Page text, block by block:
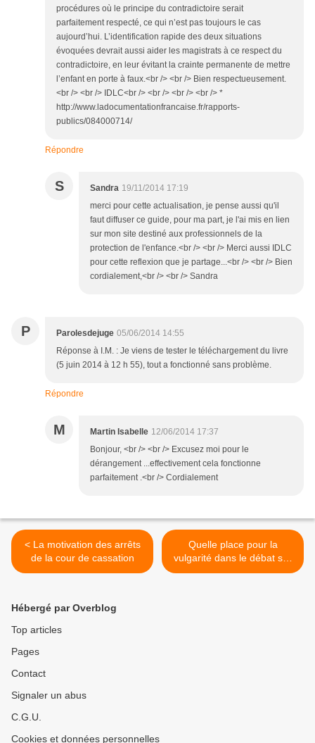
procédures où le principe du contradictoire serait
parfaitement respecté, ce qui n’est pas toujours le cas
aujourd’hui. L’identification rapide des deux situations
évoquées devrait aussi aider les magistrats à ce respect du
contradictoire, en leur évitant la crainte permanente de mettre
l’enfant en porte à faux.<br /> <br /> Bien respectueusement.
<br /> <br /> IDLC<br /> <br /> <br /> <br /> *
http://www.ladocumentationfrancaise.fr/rapports-
publics/084000714/
Répondre
S Sandra 19/11/2014 17:19
merci pour cette actualisation, je pense aussi qu'il
faut diffuser ce guide, pour ma part, je l'ai mis en lien
sur mon site destiné aux professionnels de la
protection de l'enfance.<br /> <br /> Merci aussi IDLC
pour cette reflexion que je partage...<br /> <br /> Bien
cordialement,<br /> <br /> Sandra
P Parolesdejuge 05/06/2014 14:55
Réponse à I.M. : Je viens de tester le téléchargement du livre
(5 juin 2014 à 12 h 55), tout a fonctionné sans problème.
Répondre
M Martin Isabelle 12/06/2014 17:37
Bonjour, <br /> <br /> Excusez moi pour le
dérangement ...effectivement cela fonctionne
parfaitement .<br /> Cordialement
< La motivation des arrêts
de la cour de cassation
Quelle place pour la
vulgarité dans le débat sur
la justice ? >
Hébergé par Overblog
Top articles
Pages
Contact
Signaler un abus
C.G.U.
Cookies et données personnelles